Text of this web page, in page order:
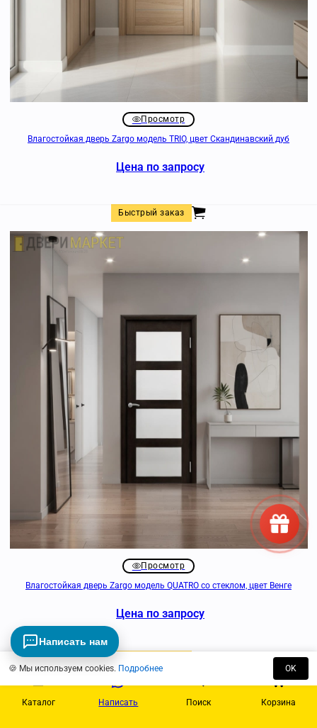
Просмотр
Влагостойкая дверь Zargo модель TRIO, цвет Скандинавский дуб
Цена по запросу
Быстрый заказ
Просмотр
Влагостойкая дверь Zargo модель QUATRO со стеклом, цвет Венге
Цена по запросу
Каталог Написать Поиск Корзина
🍪 Мы используем cookies. Подробнее OK
Написать нам